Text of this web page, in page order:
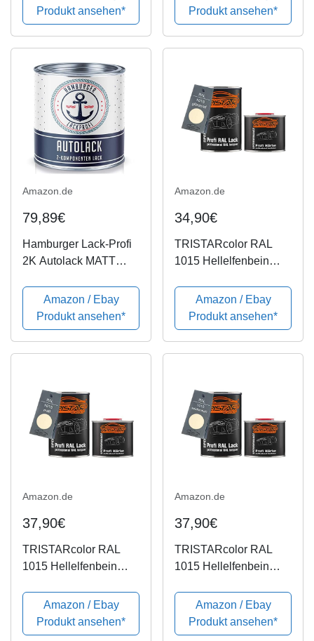
Produkt ansehen*
750 ml Dose inkl.
Härter
Produkt ansehen*
Amazon.de
79,89€
Hamburger Lack-Profi
2K Autolack MATT
1015 Beige im Set
Decklack -
Hochdeckend -
Rostschützend - Kratz-
Amazon / Ebay
Produkt ansehen*
Amazon.de
34,90€
TRISTARcolor RAL
1015 Hellelfenbein
1,5 Liter / 1500 ml
Dose inkl. Härter
Amazon / Ebay
Produkt ansehen*
Amazon.de
37,90€
TRISTARcolor RAL
1015 Hellelfenbein
Liter / 1500 ml Dose
inkl. Härter
Amazon / Ebay
Produkt ansehen*
Amazon.de
37,90€
TRISTARcolor RAL
1015 Hellelfenbein
Autolack 1,5 Liter /
1500 ml Dose inkl.
Härter
Amazon / Ebay
Produkt ansehen*